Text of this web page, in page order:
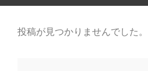
投稿が見つかりませんでした。